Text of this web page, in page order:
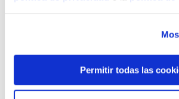
Permitir todas las